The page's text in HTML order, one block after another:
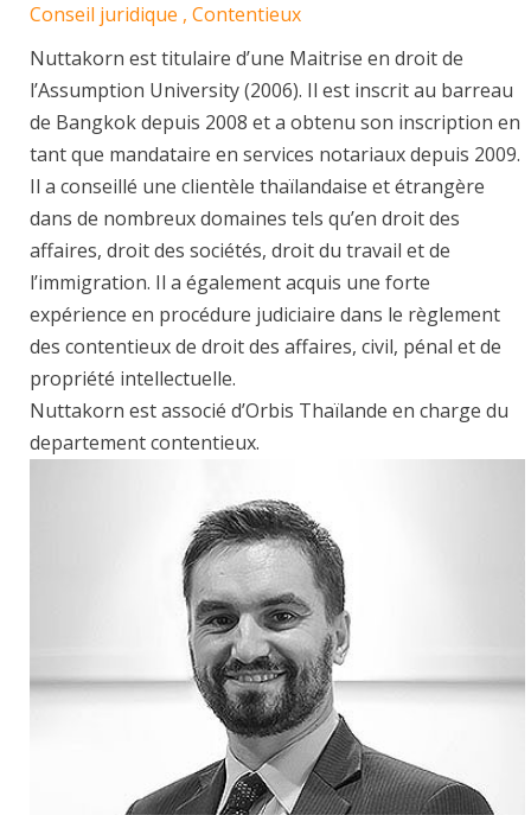
Conseil juridique , Contentieux
Nuttakorn est titulaire d’une Maitrise en droit de
l’Assumption University (2006). Il est inscrit au barreau
de Bangkok depuis 2008 et a obtenu son inscription en
tant que mandataire en services notariaux depuis 2009.
Il a conseillé une clientèle thaïlandaise et étrangère
dans de nombreux domaines tels qu’en droit des
affaires, droit des sociétés, droit du travail et de
l’immigration. Il a également acquis une forte
expérience en procédure judiciaire dans le règlement
des contentieux de droit des affaires, civil, pénal et de
propriété intellectuelle.
Nuttakorn est associé d’Orbis Thaïlande en charge du
departement contentieux.